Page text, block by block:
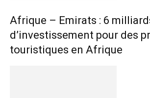
Afrique – Emirats : 6
d’investissement pour des
touristiques en Afrique